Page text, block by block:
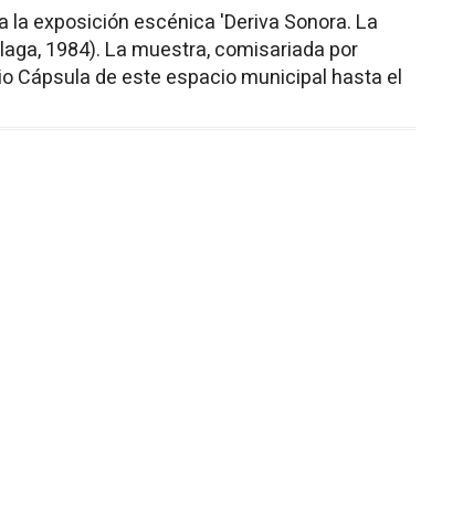
la exposición escénica 'Deriva Sonora. La
1984). La muestra, comisariada por
Cápsula de este espacio municipal hasta el